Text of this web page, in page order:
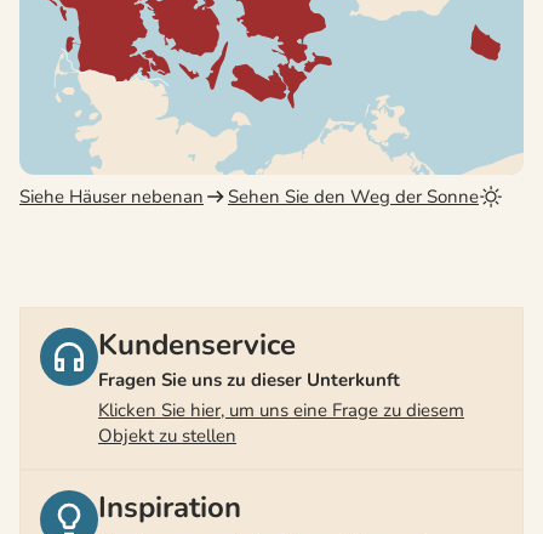
Siehe Häuser nebenan Sehen Sie den Weg der Sonne
Kundenservice
Fragen Sie uns zu dieser Unterkunft
Klicken Sie hier, um uns eine Frage zu diesem
Objekt zu stellen
Inspiration